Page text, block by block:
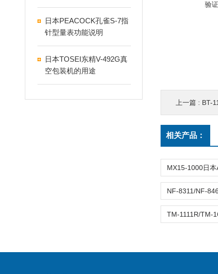
品研磨的球磨机 MF-1
日本PEACOCK孔雀S-7指
针型量表功能说明
日本TOSEI东精V-492G真
空包装机的用途
验
上一篇 : BT-
相关产品：